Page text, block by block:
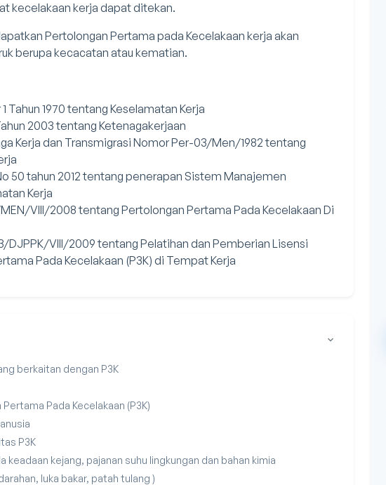
kecelakaan kerja dapat ditekan.
Pertolongan Pertama pada Kecelakaan kerja akan
berupa kecacatan atau kematian.
Tahun 1970 tentang Keselamatan Kerja
2003 tentang Ketenagakerjaan
Kerja dan Transmigrasi Nomor Per-03/Men/1982 tentang
50 tahun 2012 tentang penerapan Sistem Manajemen
Kerja
VIII/2008 tentang Pertolongan Pertama Pada Kecelakaan Di
DJPPK/VIII/2009 tentang Pelatihan dan Pemberian Lisensi
Pada Kecelakaan (P3K) di Tempat Kerja
berkaitan dengan P3K
Pada Kecelakaan (P3K)
P3K
kejang, pajanan suhu lingkungan dan bahan kimia
luka bakar, patah tulang )